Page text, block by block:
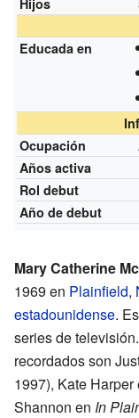
Educada en
Ocupación
Años activa
Rol debut
Año de debut
Mary Catherine
1969 en Plainfield,
estadounidense.
series de
recordados son
1997), Kate Harper
Shannon en In